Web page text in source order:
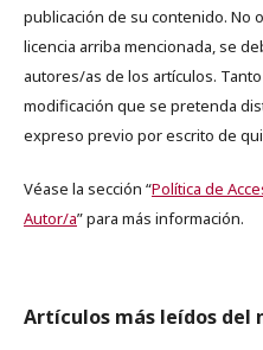
publicación de su contenido. No
licencia arriba mencionada, se
autores/as de los artículos.
modificación que se pretenda
expreso previo por escrito de
Véase la sección “Política de
Autor/a” para más información.
Artículos más leídos del